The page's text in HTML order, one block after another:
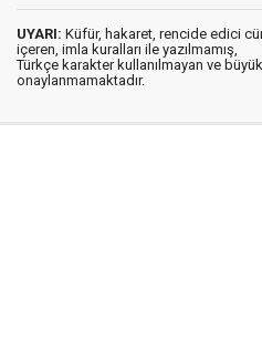
UYARI: Küfür, hakaret, rencide edici
içeren, imla kuralları ile yazılmamış,
Türkçe karakter kullanılmayan ve
onaylanmamaktadır.